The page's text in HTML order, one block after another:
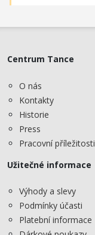
Centrum Tance
O nás
Kontakty
Historie
Press
Pracovní příležitosti
Užitečné informace
Výhody a slevy
Podmínky účasti
Platební informace